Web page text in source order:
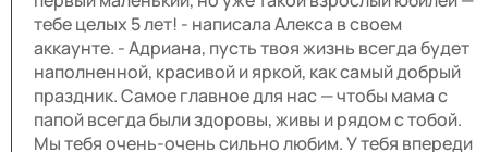
тебе целых 5 лет! - написала Алекса в своем
аккаунте. - Адриана, пусть твоя жизнь всегда будет
наполненной, красивой и яркой, как самый добрый
праздник. Самое главное для нас — чтобы мама с
папой всегда были здоровы, живы и рядом с тобой.
Мы тебя очень-очень сильно любим. У тебя впереди